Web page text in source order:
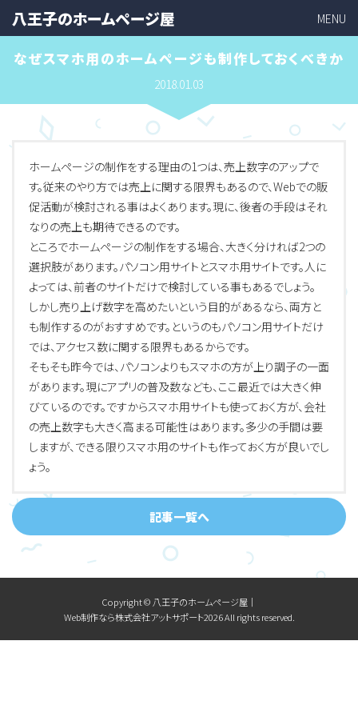
八王子のホームページ屋 MENU
なぜスマホ用のホームページも制作しておくべきか
2018.01.03
ホームページの制作をする理由の1つは、売上数字のアップで
す。従来のやり方では売上に関する限界もあるので、Webでの販
促活動が検討される事はよくあります。現に、後者の手段はそれ
なりの売上も期待できるのです。
ところでホームページの制作をする場合、大きく分ければ2つの
選択肢があります。パソコン用サイトとスマホ用サイトです。人に
よっては、前者のサイトだけで検討している事もあるでしょう。
しかし売り上げ数字を高めたいという目的があるなら、両方と
も制作するのがおすすめです。というのもパソコン用サイトだけ
では、アクセス数に関する限界もあるからです。
そもそも昨今では、パソコンよりもスマホの方が上り調子の一面
があります。現にアプリの普及数なども、ここ最近では大きく伸
びているのです。ですからスマホ用サイトも使っておく方が、会社
の売上数字も大きく高まる可能性はあります。多少の手間は要
しますが、できる限りスマホ用のサイトも作っておく方が良いでし
ょう。
記事一覧へ
Copyright © 八王子のホームページ屋│
Web制作なら株式会社アットサポート2026 All rights reserved.